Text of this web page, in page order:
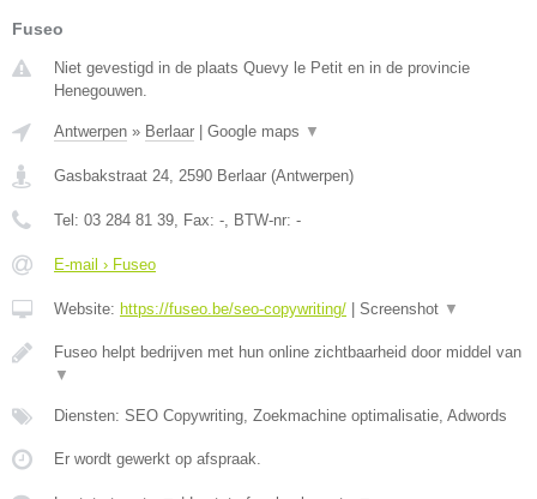
Fuseo
Niet gevestigd in de plaats Quevy le Petit en in de provincie
Henegouwen.
Antwerpen » Berlaar | Google maps ▼
Gasbakstraat 24 2590 Berlaar (Antwerpen)
Tel: 03 284 81 39 , Fax: - , BTW-nr: -
E-mail › Fuseo
Website: https://fuseo.be/seo-copywriting/ | Screenshot ▼
Fuseo helpt bedrijven met hun online zichtbaarheid door middel van
▼
Diensten: SEO Copywriting, Zoekmachine optimalisatie, Adwords
Er wordt gewerkt op afspraak.